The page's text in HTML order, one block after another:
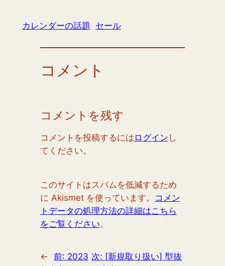
カレンダーの話題 セール
コメント
コメントを残す
コメントを投稿するには ログイン し
てください。
このサイトはスパムを低減するため
に Akismet を使っています。
コメン
トデータの処理方法の詳細はこちら
をご覧ください。
← 前: 2023 次: [新規取り扱い] 型抜